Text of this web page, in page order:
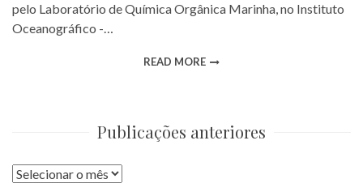
pelo Laboratório de Química Orgânica Marinha, no Instituto
Oceanográfico -…
READ MORE
Publicações anteriores
Publicações